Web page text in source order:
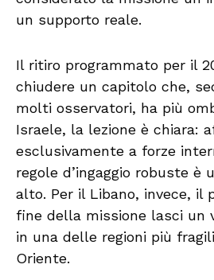
un supporto reale.
Il ritiro programmato per il
chiudere un capitolo che,
molti osservatori, ha più
Israele, la lezione è chiara:
esclusivamente a forze
regole d’ingaggio robuste è
alto. Per il Libano, invece, il
fine della missione lasci un
in una delle regioni più
Oriente.